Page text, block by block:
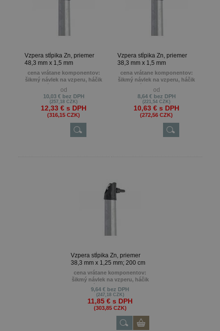
Vzpera stĺpika Zn, priemer
48,3 mm x 1,5 mm
cena vrátane komponentov:
šikmý návlek na vzperu, háčik
so závitom a maticou,
podložka a krytka
od
10,03 € bez DPH
(257,18 CZK)
12,33 € s DPH
(316,15 CZK)
Vzpera stĺpika Zn, priemer
38,3 mm x 1,5 mm
cena vrátane komponentov:
šikmý návlek na vzperu, háčik
so závitom a maticou,
podložka a krytka
od
8,64 € bez DPH
(221,54 CZK)
10,63 € s DPH
(272,56 CZK)
Vzpera stĺpika Zn, priemer
38,3 mm x 1,25 mm; 200 cm
cena vrátane komponentov:
šikmý návlek na vzperu, háčik
so závitom a maticou,
podložka a krytka
priemer vzpery 38,3 mm,
9,64 € bez DPH
(247,18 CZK)
11,85 € s DPH
(303,85 CZK)